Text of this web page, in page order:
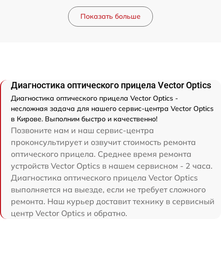
Показать больше
Диагностика оптического прицела Vector Optics
Диагностика оптического прицела Vector Optics -
несложная задача для нашего сервис-центра Vector Optics
в Кирове. Выполним быстро и качественно!
Позвоните нам и наш сервис-центра
проконсультирует и озвучит стоимость ремонта
оптического прицела. Среднее время ремонта
устройств Vector Optics в нашем сервисном - 2 часа.
Диагностика оптического прицела Vector Optics
выполняется на выезде, если не требует сложного
ремонта. Наш курьер доставит технику в сервисный
центр Vector Optics и обратно.